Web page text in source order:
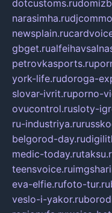
dotcustoms.ru
narasimha.ru
newsplain.ru
gbget.ru
petrovkasports.ru
york-life.rudoroga-
slovar-ivrit.ruporno-
ovucontrol.rusloty-
ru-industriya.ru
belgorod-day.ru
medic-today.ru
teensvoice.ru
eva-elfie.rufoto-tur.ru
veslo-i-yakor.ru